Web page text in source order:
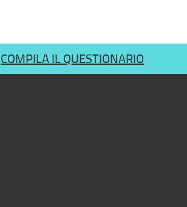
COMPILA IL QUESTIONARIO